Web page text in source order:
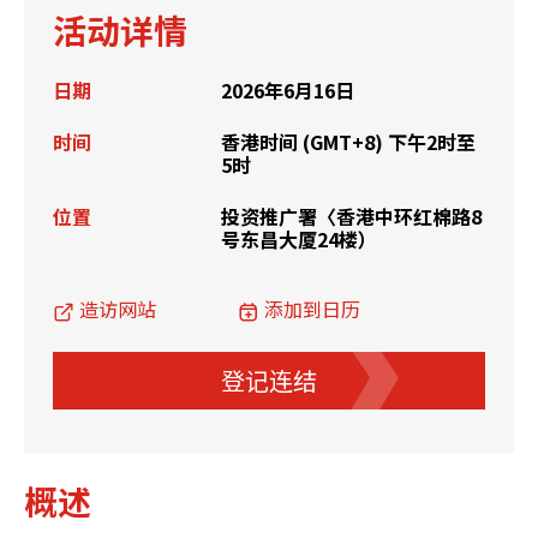
活动详情
日期
2026年6月16日
时间
香港时间 (GMT+8) 下午2时至
5时
位置
投资推广署〈香港中环红棉路8
号东昌大厦24楼）
造访网站 添加到日历
登记连结
概述